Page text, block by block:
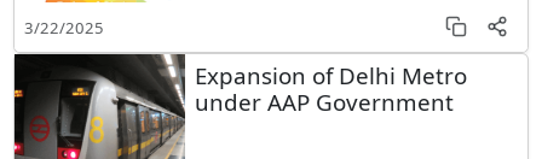
3/22/2025
Expansion of Delhi Metro
under AAP Government